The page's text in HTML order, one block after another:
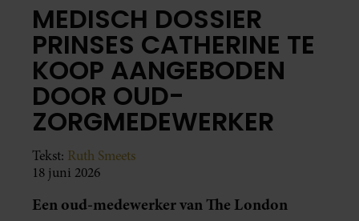
MEDISCH DOSSIER
PRINSES CATHERINE TE
KOOP AANGEBODEN
DOOR OUD-
ZORGMEDEWERKER
Tekst: Ruth Smeets
18 juni 2026
Een oud-medewerker van The London